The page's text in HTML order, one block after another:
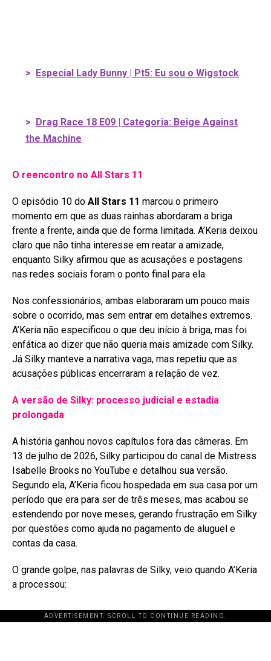
> Especial Lady Bunny | Pt5: Eu sou o Wigstock
>
Drag Race 18 E09 | Categoria: Beige Against
the Machine
O reencontro no All Stars 11
O episódio 10 do All Stars 11 marcou o primeiro
momento em que as duas rainhas abordaram a briga
frente a frente, ainda que de forma limitada. A’Keria deixou
claro que não tinha interesse em reatar a amizade,
enquanto Silky afirmou que as acusações e postagens
nas redes sociais foram o ponto final para ela.
Nos confessionários, ambas elaboraram um pouco mais
sobre o ocorrido, mas sem entrar em detalhes extremos.
A’Keria não especificou o que deu início à briga, mas foi
enfática ao dizer que não queria mais amizade com Silky.
Já Silky manteve a narrativa vaga, mas repetiu que as
acusações públicas encerraram a relação de vez.
A versão de Silky: processo judicial e estadia
prolongada
A história ganhou novos capítulos fora das câmeras. Em
13 de julho de 2026, Silky participou do canal de Mistress
Isabelle Brooks no YouTube e detalhou sua versão.
Segundo ela, A’Keria ficou hospedada em sua casa por um
período que era para ser de três meses, mas acabou se
estendendo por nove meses, gerando frustração em Silky
por questões como ajuda no pagamento de aluguel e
contas da casa.
O grande golpe, nas palavras de Silky, veio quando A’Keria
a processou:
ADVERTISEMENT. SCROLL TO CONTINUE READING.